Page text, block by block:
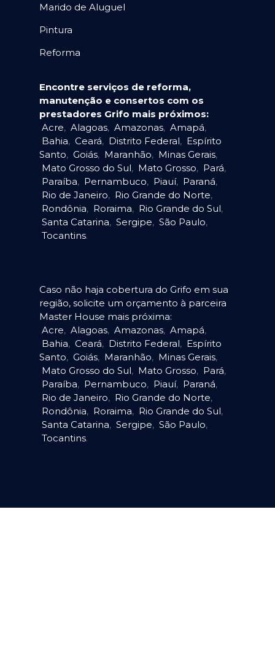
Marido de Aluguel
Pintura
Reforma
Encontre serviços de reforma,
manutenção e consertos com os
prestadores Grifo mais próximos:
Acre, Alagoas, Amazonas, Amapá,
Bahia, Ceará, Distrito Federal, Espírito
Santo, Goiás, Maranhão, Minas Gerais,
Mato Grosso do Sul, Mato Grosso, Pará,
Paraíba, Pernambuco, Piauí, Paraná,
Rio de Janeiro, Rio Grande do Norte,
Rondônia, Roraima, Rio Grande do Sul,
Santa Catarina, Sergipe, São Paulo,
Tocantins.
Caso não haja cobertura do Grifo em sua
região, solicite um orçamento à parceira
Master House mais próxima:
Acre, Alagoas, Amazonas, Amapá,
Bahia, Ceará, Distrito Federal, Espírito
Santo, Goiás, Maranhão, Minas Gerais,
Mato Grosso do Sul, Mato Grosso, Pará,
Paraíba, Pernambuco, Piauí, Paraná,
Rio de Janeiro, Rio Grande do Norte,
Rondônia, Roraima, Rio Grande do Sul,
Santa Catarina, Sergipe, São Paulo,
Tocantins.